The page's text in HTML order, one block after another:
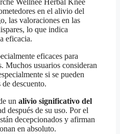
Wellnee Herbal Knee
en el alivio del
las valoraciones en las
lo que indica
eficacia.
eficaces para
Muchos usuarios consideran
si se pueden
descuento.
un alivio significativo del
después de su uso. Por el
decepcionados y afirman
en absoluto.